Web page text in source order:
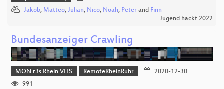
Jakob, Matteo, Julian, Nico, Noah, Peter and Finn
Jugend hackt 2022
Bundesanzeiger Crawling
MON r3s Rhein VHS RemoteRheinRuhr
2020-12-30
991